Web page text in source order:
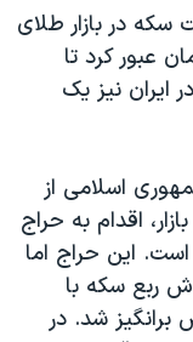
نیز قیمت سکه در بازار طلای
و ۵۰۰ هزار تومان عبور کرد تا
ایران نیز یک
اسلامی از
اقدام به حراج
است. این حراج اما
ربع سکه با
واکنش برانگیز شد. در